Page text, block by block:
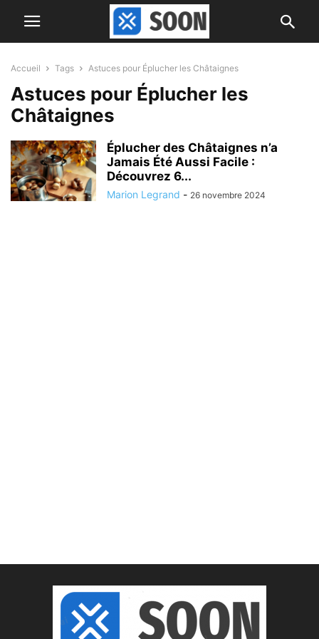
Accueil Tags Astuces pour Éplucher les Châtaignes
Astuces pour Éplucher les
Châtaignes
Éplucher des Châtaignes n’a
Jamais Été Aussi Facile :
Découvrez 6...
Marion Legrand - 26 novembre 2024